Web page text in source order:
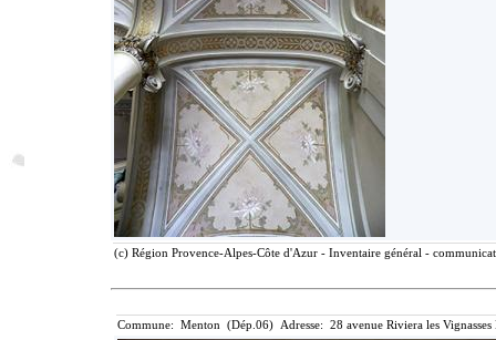
(c) Région Provence-Alpes-Côte d'Azur - Inventaire général -
Commune: Menton (Dép.06) Adresse: 28 avenue Riviera les